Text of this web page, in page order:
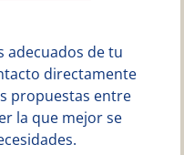
adecuados de tu
directamente
propuestas entre
la que mejor se